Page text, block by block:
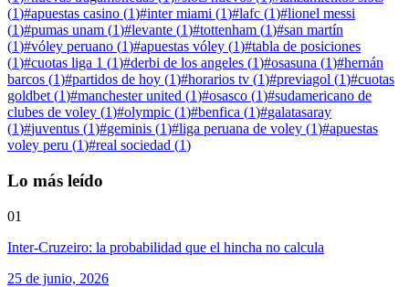
(1)#apuestas casino (1)#inter miami (1)#lafc (1)#lionel messi
(1)#pumas unam (1)#levante (1)#tottenham (1)#san martín
(1)#vóley peruano (1)#apuestas vóley (1)#tabla de posiciones
(1)#cuotas liga 1 (1)#derbi de los angeles (1)#osasuna (1)#hernán
barcos (1)#partidos de hoy (1)#horarios tv (1)#previagol (1)#cuotas
goldbet (1)#manchester united (1)#osasco (1)#sudamericano de
clubes de voley (1)#olympic (1)#benfica (1)#galatasaray
(1)#juventus (1)#geminis (1)#liga peruana de voley (1)#apuestas
voley peru (1)#real sociedad (1)
Lo más leído
01
Inter-Cruzeiro: la probabilidad que el hincha no calcula
25 de junio, 2026